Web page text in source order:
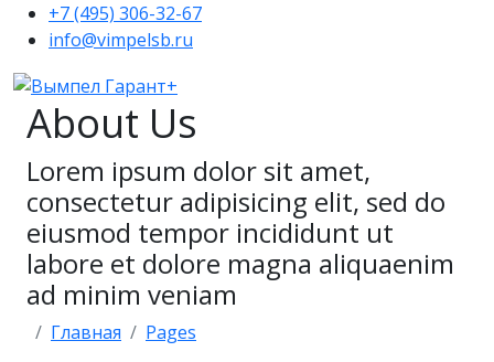
+7 (495) 306-32-67
info@vimpelsb.ru
About Us
Lorem ipsum dolor sit amet,
consectetur adipisicing elit, sed do
eiusmod tempor incididunt ut
labore et dolore magna aliquaenim
ad minim veniam
Главная Pages